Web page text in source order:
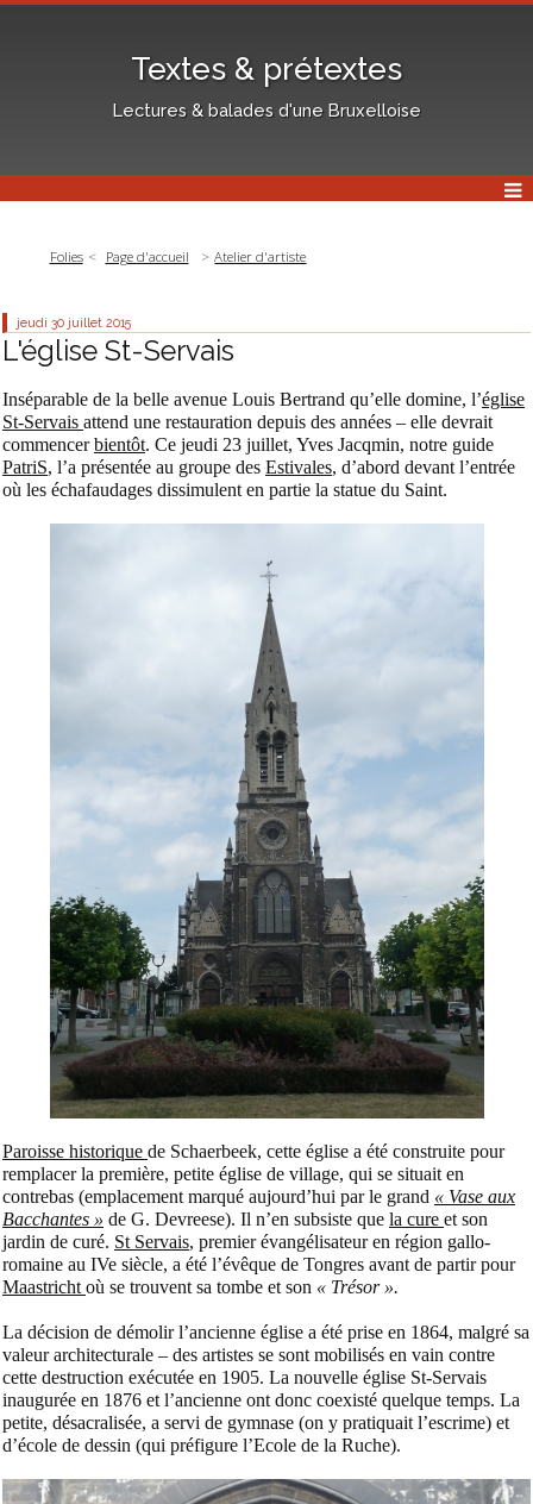
Textes & prétextes
Lectures & balades d'une Bruxelloise
Folies Page d'accueil Atelier d'artiste
jeudi 30 juillet 2015
L'église St-Servais
Inséparable de la belle avenue Louis Bertrand qu’elle domine, l’église
St-Servais attend une restauration depuis des années – elle devrait
commencerbientôt. Ce jeudi 23 juillet, Yves Jacqmin, notre guide
PatriS, l’a présentée au groupe des Estivales, d’abord devant l’entrée
où les échafaudages dissimulent en partie la statue du Saint.
Paroisse historique de Schaerbeek, cette église a été construite pour
remplacer la première, petite église de village, qui se situait en
contrebas (emplacement marqué aujourd’hui par le grand « Vase aux
Bacchantes » de G. Devreese). Il n’en subsiste que la cure et son
jardin de curé. St Servais, premier évangélisateur en région gallo-
romaine au IVe siècle, a été l’évêque de Tongres avant de partir pour
Maastricht où se trouvent sa tombe et son « Trésor ».
La décision de démolir l’ancienne église a été prise en 1864, malgré sa
valeur architecturale – des artistes se sont mobilisés en vain contre
cette destruction exécutée en 1905. La nouvelle église St-Servais
inaugurée en 1876 et l’ancienne ont donc coexisté quelque temps. La
petite, désacralisée, a servi de gymnase (on y pratiquait l’escrime) et
d’école de dessin (qui préfigure l’Ecole de la Ruche).